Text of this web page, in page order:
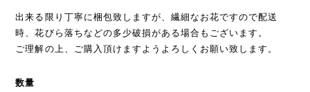
出来る限り丁寧に梱包致しますが、繊細なお花ですので配送
時、花びら落ちなどの多少破損がある場合もございます。
ご理解の上、ご購入頂けますようよろしくお願い致します。
数量